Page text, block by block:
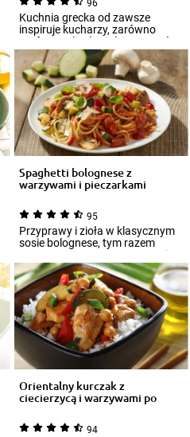
96
Kuchnia grecka od zawsze
inspiruje kucharzy, zarówno
profesjonalistów, jak i amatorów.
Jest zawsz...
Spaghetti bolognese z
warzywami i pieczarkami
95
Przyprawy i zioła w klasycznym
sosie bolognese, tym razem
przygotowanym z warzywami,
zaskoczą sma...
Orientalny kurczak z
ciecierzycą i warzywami po
94